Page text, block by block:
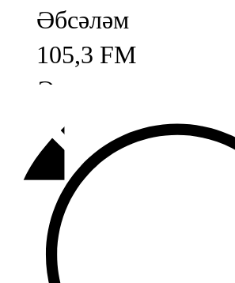
Әбсәләм
105,3 FM
Әлмәт
92,9 FM
Базарлы матак
107,1 FM
Балык бистәсе
104,9 FM